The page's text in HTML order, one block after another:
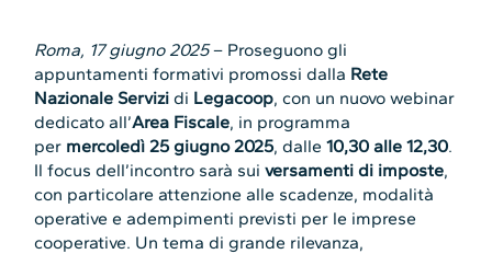
Roma, 17 giugno 2025– Proseguono gli
appuntamenti formativi promossi dalla Rete
Nazionale Servizidi Legacoop, con un nuovo webinar
dedicato all’Area Fiscale, in programma
per mercoledì 25 giugno 2025, dalle10,30 alle 12,30.
Il focus dell’incontro sarà suiversamenti di imposte,
con particolare attenzione alle scadenze, modalità
operative e adempimenti previsti per le imprese
cooperative. Un tema di grande rilevanza,